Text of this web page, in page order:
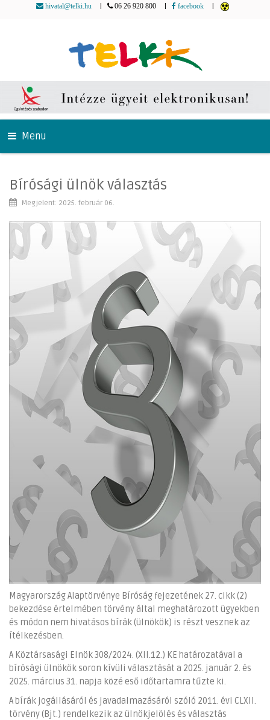
hivatal@telki.hu 06 26 920 800 facebook
Menu
Bírósági ülnök választás
Megjelent: 2025. február 06.
Magyarország Alaptörvénye Bíróság fejezetének 27. cikk (2)
bekezdése értelmében törvény által meghatározott ügyekben
és módon nem hivatásos bírák (ülnökök) is részt vesznek az
ítélkezésben.
A Köztársasági Elnök 308/2024. (XII.12.) KE határozatával a
bírósági ülnökök soron kívüli választását a 2025. január 2. és
2025. március 31. napja közé eső időtartamra tűzte ki.
A bírák jogállásáról és javadalmazásáról szóló 2011. évi CLXII.
törvény (Bjt.) rendelkezik az ülnökjelölés és választás